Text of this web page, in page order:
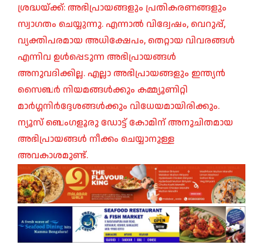
ശ്രദ്ധയ്ക്ക്: അഭിപ്രായങ്ങളും പ്രതികരണങ്ങളും
സ്വാഗതം ചെയ്യുന്നു. എന്നാൽ വിദ്വേഷം, വെറുപ്പ്,
വ്യക്തിപരമായ അധിക്ഷേപം, തെറ്റായ വിവരങ്ങൾ
എന്നിവ ഉൾപ്പെടുന്ന അഭിപ്രായങ്ങൾ
അനുവദിക്കില്ല. എല്ലാ അഭിപ്രായങ്ങളും ഇന്ത്യൻ
സൈബർ നിയമങ്ങൾക്കും കമ്മ്യൂണിറ്റി
മാർഗ്ഗനിർദ്ദേശങ്ങൾക്കും വിധേയമായിരിക്കും.
ന്യൂസ് ബെംഗളൂരു ഡോട്ട് കോമിന് അനുചിതമായ
അഭിപ്രായങ്ങൾ നീക്കം ചെയ്യാനുള്ള
അവകാശമുണ്ട്.